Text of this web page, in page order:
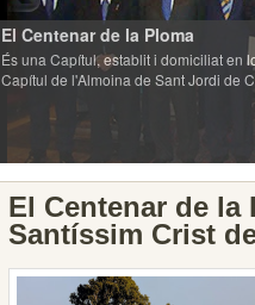
El Centenar de la Ploma
És una Capítul, establit i domiciliat en
Capítul de l'Almoina de Sant Jordi de
El Centenar de la
Santíssim Crist